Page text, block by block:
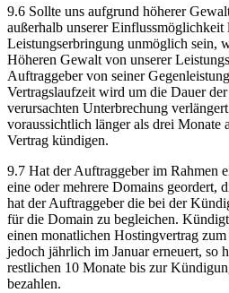
9.6 Sollte uns aufgrund höherer
außerhalb unserer Einflussmöglichkeit
Leistungserbringung unmöglich sein,
Höheren Gewalt von unserer
Auftraggeber von seiner
Vertragslaufzeit wird um die Dauer
verursachten Unterbrechung
voraussichtlich länger als drei Monate
Vertrag kündigen.
9.7 Hat der Auftraggeber im Rahmen
eine oder mehrere Domains geordert,
hat der Auftraggeber die bei der
für die Domain zu begleichen.
einen monatlichen Hostingvertrag
jedoch jährlich im Januar erneuert, so
restlichen 10 Monate bis zur
bezahlen.